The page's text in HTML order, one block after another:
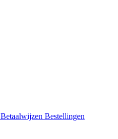
Betaalwijzen Bestellingen